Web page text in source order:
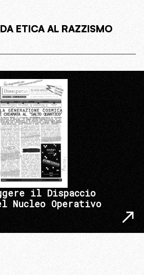
ETICA AL RAZZISMO
il Dispaccio
Nucleo Operativo